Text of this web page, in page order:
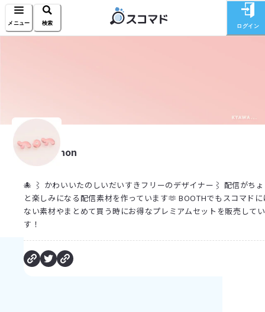
メニュー 検索 ログイン
non
🐙 ⌇ かわいいたのしいだいすきフリーのデザイナー⌇ 配信がち
と楽しみになる配信素材を作っています🫶 BOOTHでもスコマド
ない素材やまとめて買う時にお得なプレミアムセットを販売して
す！